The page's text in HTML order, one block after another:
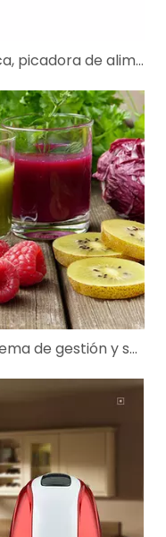
Picadora de alimentos eléctrica, picadora de alimentos pequeña y picadora de carne
Contamos con un estricto sistema de gestión y seguimiento.